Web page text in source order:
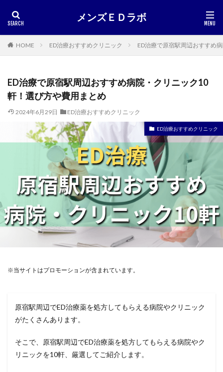
メンズＥＤラボ
HOME ED治療おすすめクリニック ED治療で原宿駅周辺おすすめ
ED治療で原宿駅周辺おすすめ病院・クリニック10
軒！選び方や費用まとめ
2024年6月29日 ED治療おすすめクリニック
ED治療おすすめクリニック
※当サイトはプロモーションが含まれています。
原宿駅周辺でED治療薬を処方してもらえる病院やクリニック
がたくさんあります。
そこで、原宿駅周辺でED治療薬を処方してもらえる病院やク
リニックを10軒、厳選してご紹介します。